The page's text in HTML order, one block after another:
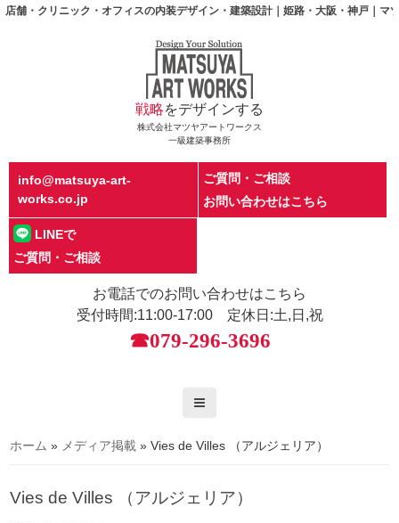
店舗・クリニック・オフィスの内装デザイン・建築設計｜姫路・大阪・神戸｜
戦略をデザインする
株式会社マツヤアートワークス
一級建築事務所
info@matsuya-art-
works.co.jp
ご質問・ご相談
お問い合わせはこちら
LINEで
ご質問・ご相談
お電話でのお問い合わせはこちら
受付時間:11:00-17:00 定休日:土,日,祝
☎079-296-3696
ホーム » メディア掲載 »Vies de Villes （アルジェリア）
Vies de Villes （アルジェリア）